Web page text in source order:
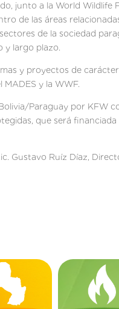
junto a la World Wildlife
de las áreas
de la sociedad
y largo plazo.
y proyectos de
y la WWF.
Paraguay por KFW
que será
Gustavo Ruíz Díaz,